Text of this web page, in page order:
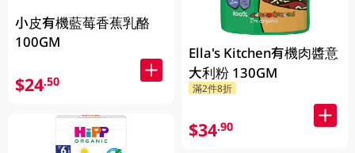
小皮有機藍莓香蕉乳酪
100GM
$24.50
Ella's Kitchen有機肉醬意
大利粉 130GM
滿2件8折
$34.90